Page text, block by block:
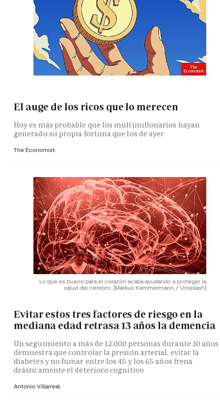
El auge de los ricos que lo merecen
Hoy es más probable que los multimillonarios hayan
generado su propia fortuna que los de ayer
The Economist
Lo que es bueno para el corazón acaba ayudando a proteger la
salud del cerebro. (Markus Kammermann / Unsplash)
Evitar estos tres factores de riesgo en la
mediana edad retrasa 13 años la demencia
Un seguimiento a más de 12.000 personas durante 30 años
demuestra que controlar la presión arterial, evitar la
diabetes y no fumar entre los 45 y los 65 años frena
drásticamente el deterioro cognitivo
Antonio Villarreal